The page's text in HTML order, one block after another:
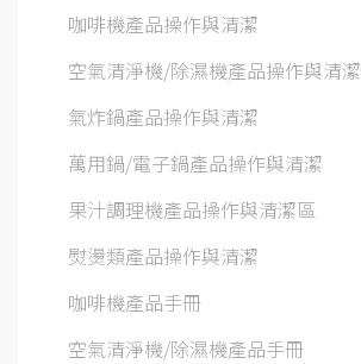
咖啡機產品操作與清潔
空氣清淨機/除濕機產品操作與清潔
氣炸鍋產品操作與清潔
萬用鍋/電子鍋產品操作與清潔
果汁調理機產品操作與清潔區
熨燙類產品操作與清潔
咖啡機產品手冊
空氣清淨機/除濕機產品手冊